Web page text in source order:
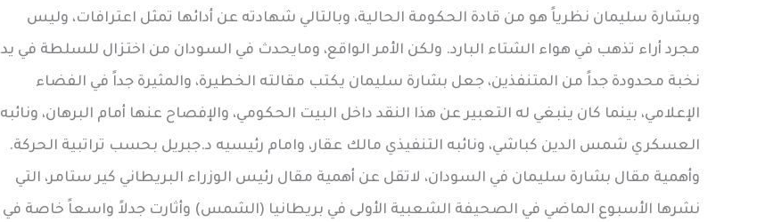
وبشارة سليمان نظرياً هو من قادة الحكومة الحالية، وبالتالي شهادته عن أدائها تمثل اعترافات، وليس
مجرد أراء تذهب في هواء الشتاء البارد. ولكن الأمر الواقع، ومايحدث في السودان من اختزال للسلطة في يد
نخبة محدودة جداً من المتنفذين، جعل بشارة سليمان يكتب مقالته الخطيرة، والمثيرة جداً في الفضاء
الإعلامي، بينما كان ينبغي له التعبير عن هذا النقد داخل البيت الحكومي، والإفصاح عنها أمام البرهان، ونائبه
العسكري شمس الدين كباشي، ونائبه التنفيذي مالك عقار، وامام رئيسيه د.جبريل بحسب تراتبية الحركة.
وأهمية مقال بشارة سليمان في السودان، لاتقل عن أهمية مقال رئيس الوزراء البريطاني كير ستامر، التي
نشرها الأسبوع الماضي في الصحيفة الشعبية الأولى في بريطانيا (الشمس) وأثارت جدلاً واسعاً خاصة في